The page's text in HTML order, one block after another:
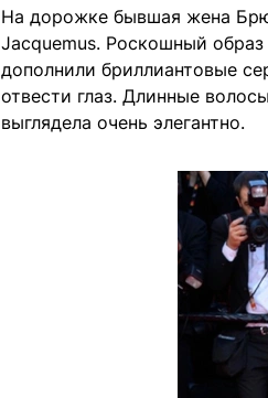
На дорожке бывшая жена
Jacquemus. Роскошный
дополнили бриллиантовые
отвести глаз. Длинные
выглядела очень элегантно.